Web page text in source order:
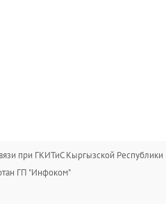
при ГКИТиС Кыргызской Республики
ГП "Инфоком"